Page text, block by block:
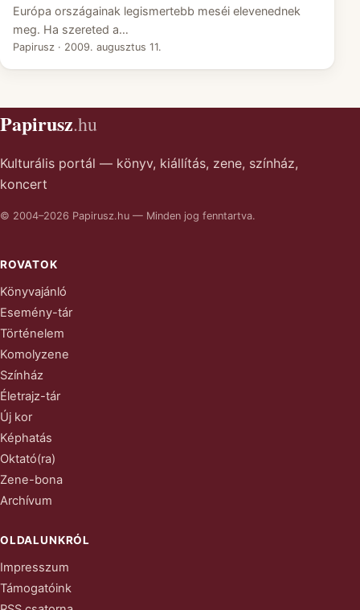
Európa országainak legismertebb meséi elevenednek
meg. Ha szereted a…
Papirusz · 2009. augusztus 11.
Papirusz.hu
Kulturális portál — könyv, kiállítás, zene, színház,
koncert
© 2004–2026 Papirusz.hu — Minden jog fenntartva.
ROVATOK
Könyvajánló
Esemény-tár
Történelem
Komolyzene
Színház
Életrajz-tár
Új kor
Képhatás
Oktató(ra)
Zene-bona
Archívum
OLDALUNKRÓL
Impresszum
Támogatóink